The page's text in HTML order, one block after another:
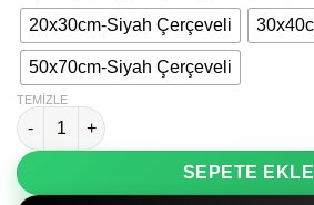
20x30cm-Siyah Çerçeveli
50x70cm-Siyah Çerçeveli
TEMIZLE
Soyut Çiçek Yaprak Tasarımı Renkli
SEPETE EKLE